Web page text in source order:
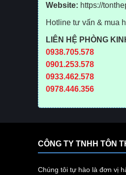
Website: https://
Hotline tư vấn & mua
LIÊN HỆ PHÒNG
0938.705.578
0901.253.578
0933.462.578
0978.446.356
CÔNG TY TNHH TÔN
Chúng tôi tự hào là đơn vị